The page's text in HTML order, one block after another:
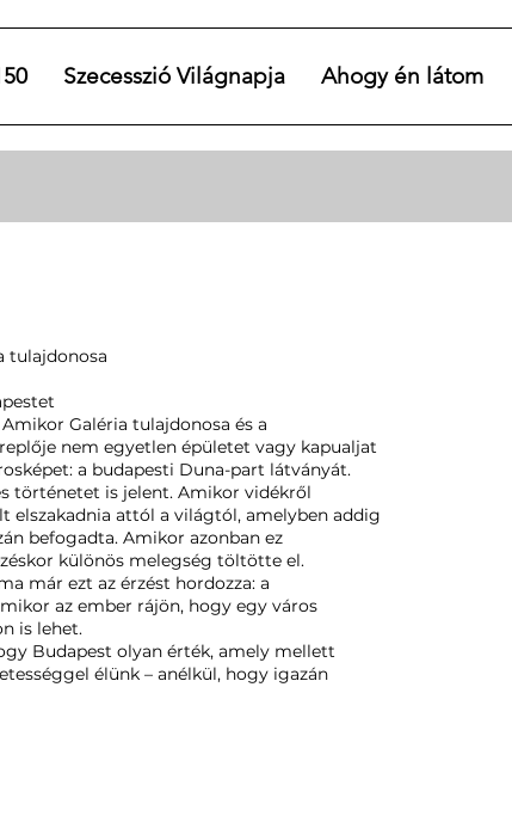
Szecesszió Világnapja Ahogy én látom
tulajdonosa
Galéria tulajdonosa és a
nem egyetlen épületet vagy kapualjat
a budapesti Duna-part látványát.
történetet is jelent. Amikor vidékről
elszakadnia attól a világtól, amelyben addig
befogadta. Amikor azonban ez
különös melegség töltötte el.
már ezt az érzést hordozza: a
az ember rájön, hogy egy város
is lehet.
Budapest olyan érték, amely mellett
élünk – anélkül, hogy igazán